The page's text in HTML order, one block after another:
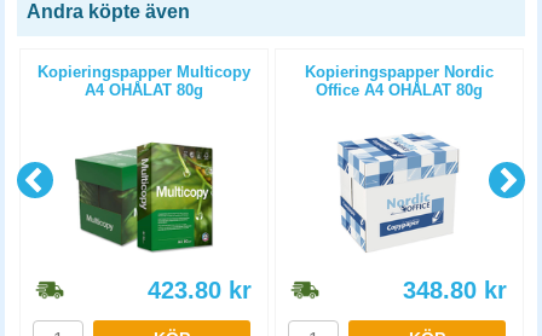
Andra köpte även
Kopieringspapper Multicopy
A4 OHÅLAT 80g
423.80 kr
Kopieringspapper Nordic
Office A4 OHÅLAT 80g
348.80 kr